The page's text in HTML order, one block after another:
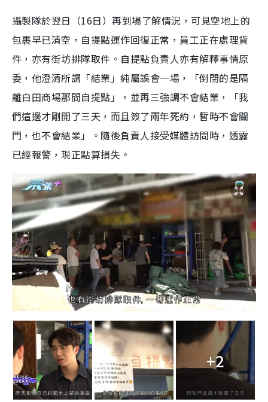
攝製隊於翌日（16日）再到場了解情況，可見空地上的
包裹早已清空，自提點運作回復正常，員工正在處理貨
件，亦有街坊排隊取件。自提點負責人亦有解釋事情原
委，他澄清所謂「結業」純屬誤會一場，「倒閉的是隔
離白田商場那間自提點」，並再三強調不會結業，「我
們這邊才剛開了三天，而且簽了兩年死約，暫時不會關
門，也不會結業」。隨後負責人接受媒體訪問時，透露
已經報警，現正點算損失。
+2